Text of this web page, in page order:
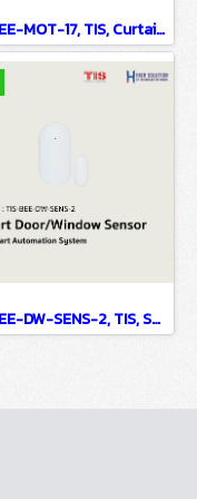
TIS-BEE-MOT-17, TIS, Curtain Motor Battery Based - IoT Smart Automation System
TIS-BEE-DW-SENS-2, TIS, Smart Door/Window Sensor - IoT Smart Automation System